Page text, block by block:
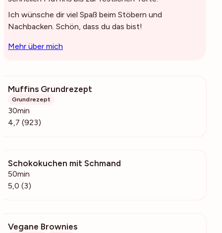
Ich wünsche dir viel Spaß beim Stöbern und
Nachbacken. Schön, dass du das bist!
Mehr über mich
Muffins Grundrezept
Grundrezept
30min
4,7 (923)
Schokokuchen mit Schmand
50min
5,0 (3)
Vegane Brownies